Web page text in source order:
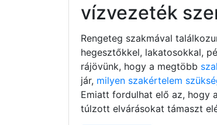
vízvezeték
Rengeteg szakmával
hegesztőkkel, lakatosokkal,
rájövünk, hogy a megtöbb
jár, milyen szakértelem
Emiatt fordulhat elő az, hogy
túlzott elvárásokat támaszt